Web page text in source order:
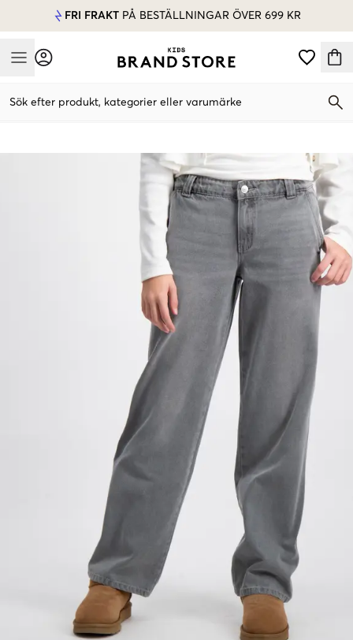
FRI FRAKT PÅ BESTÄLLNINGAR ÖVER 699 KR
Mobile Menu
Sök efter produkt, kategorier eller varumärke